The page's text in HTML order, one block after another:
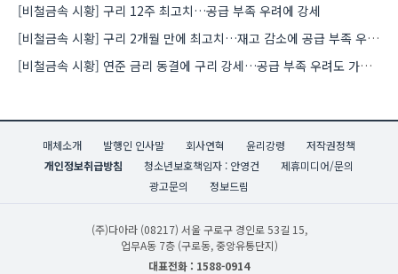
[비철금속 시황] 구리 12주 최고치…공급 부족 우려에 강세
[비철금속 시황] 구리 2개월 만에 최고치…재고 감소에 공급 부족 우려 확대
[비철금속 시황] 연준 금리 동결에 구리 강세…공급 부족 우려도 가격 지지
매체소개 발행인 인사말 회사연혁 윤리강령
저작권정책
개인정보취급방침
청소년보호책임자 : 안영건
제휴미디어/문의
광고문의
정보드림
(주)다아라 (08217) 서울 구로구 경인로 53길 15,
업무A동 7층 (구로동, 중앙유통단지)
대표전화 : 1588-0914